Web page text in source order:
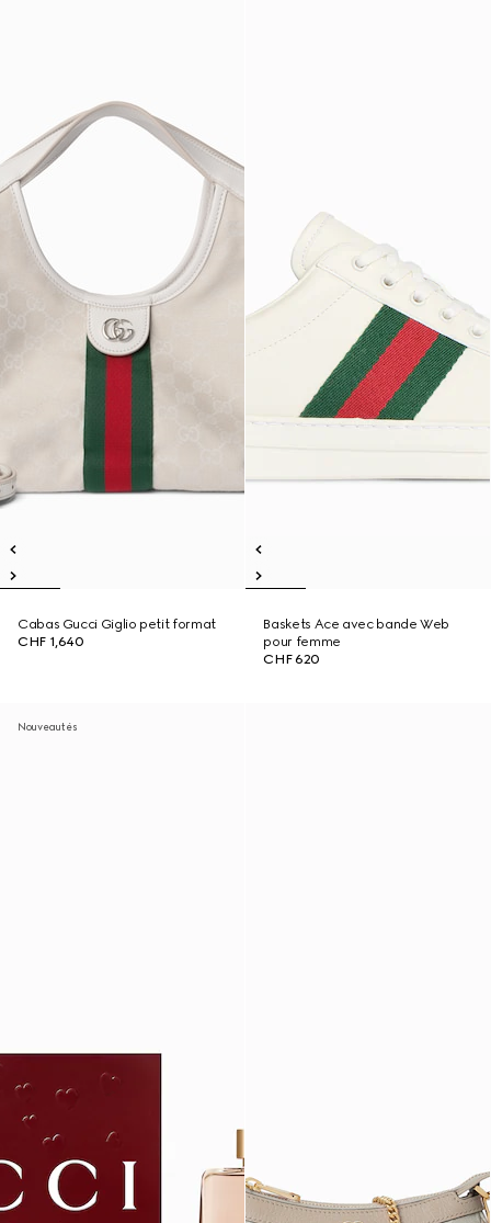
Cabas Gucci Giglio petit format
CHF 1,640
Baskets Ace avec bande Web
pour femme
CHF 620
Nouveautés